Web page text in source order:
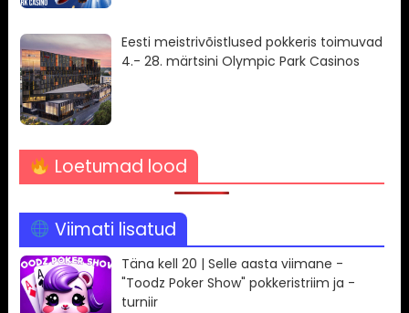
Eesti meistrivõistlused pokkeris toimuvad
4.- 28. märtsini Olympic Park Casinos
Loetumad lood
Viimati lisatud
Täna kell 20 | Selle aasta viimane -
"Toodz Poker Show" pokkeristriim ja -
turniir